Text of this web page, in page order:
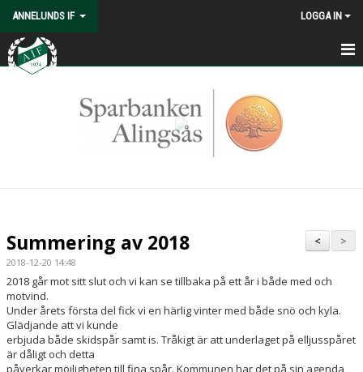
ANNELUNDS IF LOGGA IN
VÅRA LAG/LEDARE
MATCHER
MEDLEMSKAP
ISBANA/SKIDSPÅR
>
<
Summering av 2018
2018-12-20 14:48
2018 går mot sitt slut och vi kan se tillbaka på ett år i både med och
motvind.
Under årets första del fick vi en härlig vinter med både snö och kyla.
Glädjande att vi kunde
erbjuda både skidspår samt is. Tråkigt är att underlaget på elljusspåret
är dåligt och detta
påverkar möjligheten till fina spår. Kommunen har det på sin agenda